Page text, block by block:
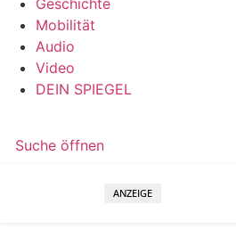
Geschichte
Mobilität
Audio
Video
DEIN SPIEGEL
Suche öffnen
ANZEIGE